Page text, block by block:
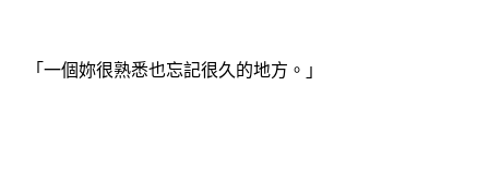
「一個妳很熟悉也忘記很久的地方。」